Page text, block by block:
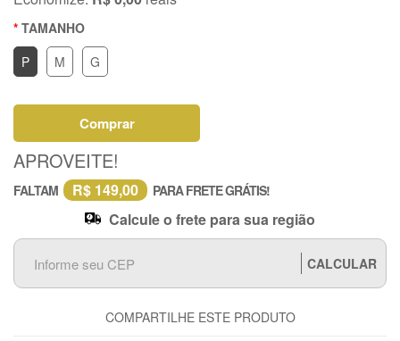
TAMANHO
P
M G
Comprar
APROVEITE!
FALTAM R$ 149,00 PARA FRETE GRÁTIS!
Calcule o frete para sua região
CALCULAR
COMPARTILHE ESTE PRODUTO